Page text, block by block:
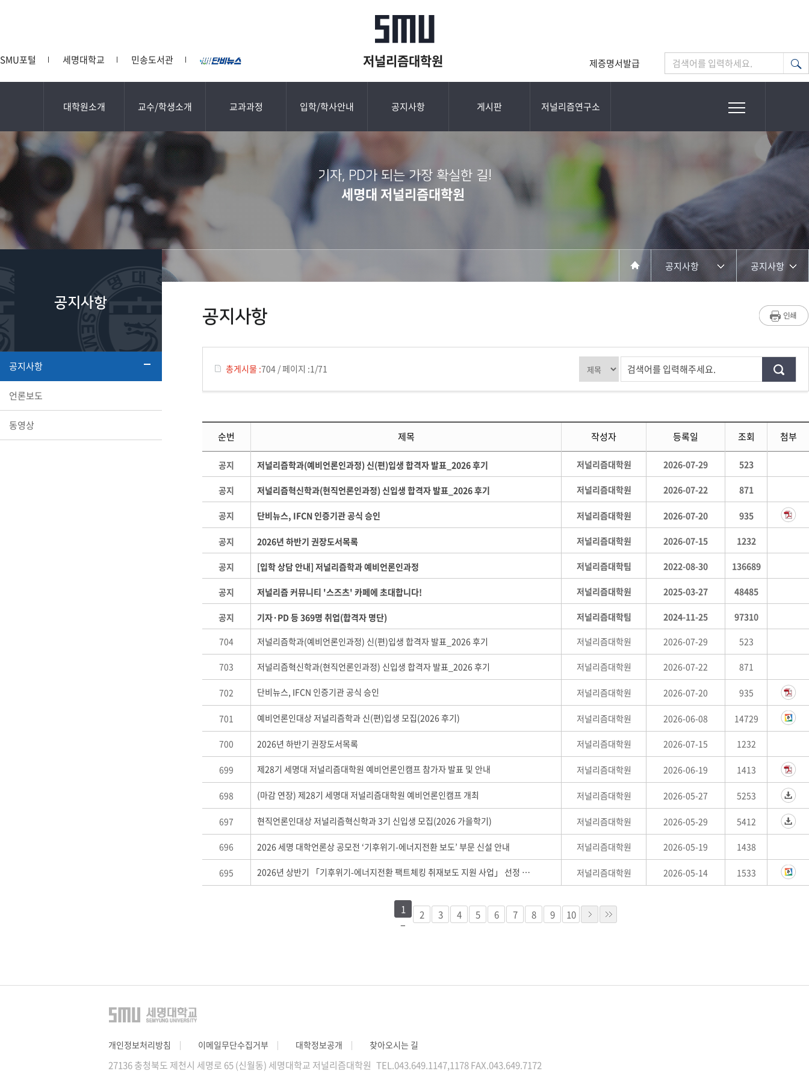
저널리즘대학원
SMU포털 세명대학교 민송도서관 제증명서발급 검색어를 입력하세요.
대학원소개 교수/학생소개 교과과정 입학/학사안내 공지사항 게시판 저널리즘연구소
기자, PD가 되는 가장 확실한 길!
세명대 저널리즘대학원
공지사항
공지사항
언론보도
동영상
공지사항
교과과정
입학/학사안내
게시판
저널리즘연구소
홈페이지가이드
공지사항
언론보도
동영상
공지사항
총게시물 :704 /페이지 :1/71 검색어를 입력해주세요.
순번 제목 작성자 등록일 조회 첨부
공지 저널리즘학과(예비언론인과정) 신(편)입생 합격자 발표_2026 후기 저널리즘대학원 2026-07-29 523
공지 저널리즘혁신학과(현직언론인과정) 신입생 합격자 발표_2026 후기 저널리즘대학원 2026-07-22 871
공지 단비뉴스, IFCN 인증기관 공식 승인 저널리즘대학원 2026-07-20 935
공지 2026년 하반기 권장도서목록 저널리즘대학원 2026-07-15 1232
공지 [입학 상담 안내] 저널리즘학과 예비언론인과정 저널리즘대학팀 2022-08-30 136689
공지 저널리즘 커뮤니티 '스즈츠' 카페에 초대합니다! 저널리즘대학원 2025-03-27 48485
공지 기자·PD 등 369명 취업(합격자 명단) 저널리즘대학팀 2024-11-25 97310
704 저널리즘학과(예비언론인과정) 신(편)입생 합격자 발표_2026 후기 저널리즘대학원 2026-07-29 523
703 저널리즘혁신학과(현직언론인과정) 신입생 합격자 발표_2026 후기 저널리즘대학원 2026-07-22 871
702 단비뉴스, IFCN 인증기관 공식 승인 저널리즘대학원 2026-07-20 935
701 예비언론인대상 저널리즘학과 신(편)입생 모집(2026 후기) 저널리즘대학원 2026-06-08 14729
700 2026년 하반기 권장도서목록 저널리즘대학원 2026-07-15 1232
699 제28기 세명대 저널리즘대학원 예비언론인캠프 참가자 발표 및 안내 저널리즘대학원 2026-06-19 1413
698 (마감 연장) 제28기 세명대 저널리즘대학원 예비언론인캠프 개최 저널리즘대학원 2026-05-27 5253
697 현직언론인대상 저널리즘혁신학과 3기 신입생 모집(2026 가을학기) 저널리즘대학원 2026-05-29 5412
696 2026 세명 대학언론상 공모전 ‘기후위기-에너지전환 보도’ 부문 신설 안내 저널리즘대학원 2026-05-19 1438
695 2026년 상반기 「기후위기-에너지전환 팩트체킹 취재보도 지원 사업」 선정 발표 저널리즘대학원 2026-05-14 1533
1 2 3 4 5 6 7 8 9 10
개인정보처리방침 이메일무단수집거부 대학정보공개 찾아오시는 길
27136 충청북도 제천시 세명로 65 (신월동) 세명대학교 저널리즘대학원 TEL.043.649.1147,1178FAX.043.649.7172